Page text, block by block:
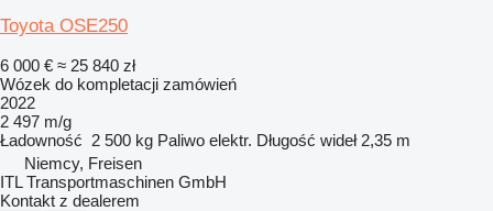
Toyota OSE250
6 000 € ≈ 25 840 zł
Wózek do kompletacji zamówień
2022
2 497 m/g
Ładowność 2 500 kg Paliwo elektr. Długość wideł 2,35 m
Niemcy, Freisen
ITL Transportmaschinen GmbH
Kontakt z dealerem